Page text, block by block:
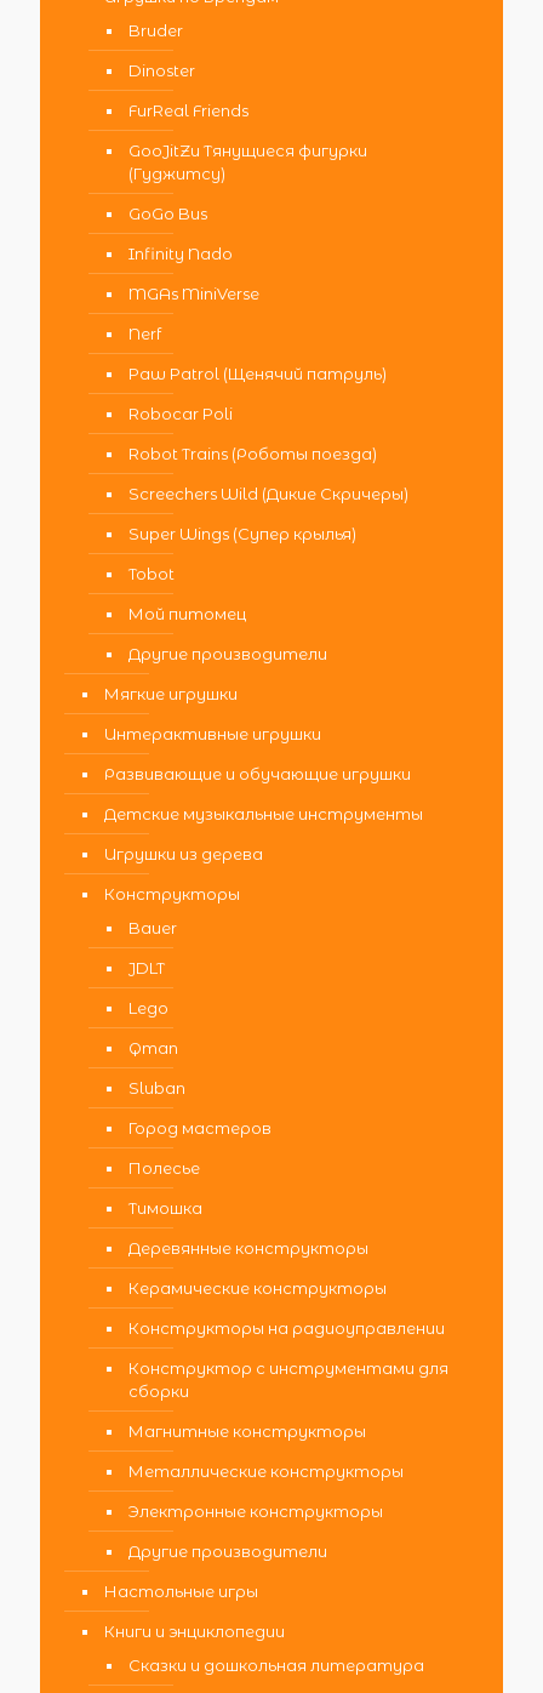
Bruder
Dinoster
FurReal Friends
GooJitZu Тянущиеся фигурки
(Гуджитсу)
GoGo Bus
Infinity Nado
MGAs MiniVerse
Nerf
Paw Patrol (Щенячий патруль)
Robocar Poli
Robot Trains (Роботы поезда)
Screechers Wild (Дикие Скричеры)
Super Wings (Супер крылья)
Tobot
Мой питомец
Другие производители
Мягкие игрушки
Интерактивные игрушки
Развивающие и обучающие игрушки
Детские музыкальные инструменты
Игрушки из дерева
Конструкторы
Bauer
JDLT
Lego
Qman
Sluban
Город мастеров
Полесье
Тимошка
Деревянные конструкторы
Керамические конструкторы
Конструкторы на радиоуправлении
Конструктор с инструментами для
сборки
Магнитные конструкторы
Металлические конструкторы
Электронные конструкторы
Другие производители
Настольные игры
Книги и энциклопедии
Сказки и дошкольная литература